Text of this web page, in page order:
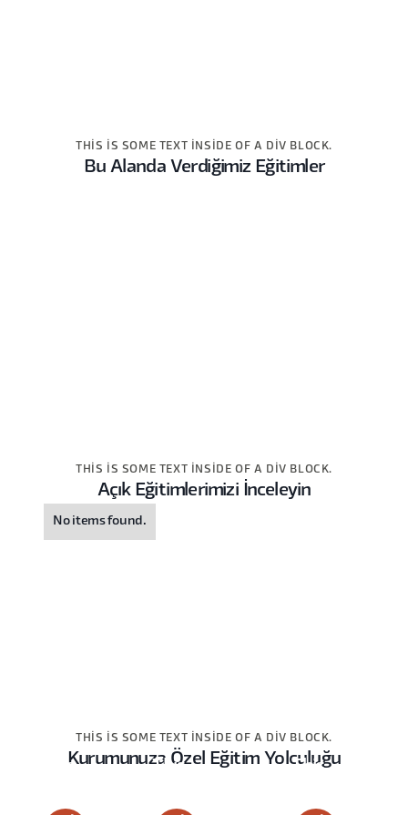
THIS IS SOME TEXT INSIDE OF A DIV BLOCK.
Bu Alanda Verdiğimiz Eğitimler
THIS IS SOME TEXT INSIDE OF A DIV BLOCK.
Açık Eğitimlerimizi İnceleyin
No items found.
THIS IS SOME TEXT INSIDE OF A DIV BLOCK.
Kurumunuza Özel Eğitim Yolculuğu
This
This
This